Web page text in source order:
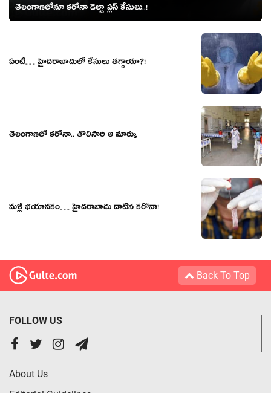
తెలంగాణలోనూ కరోనా డెల్టా ప్లస్ కేసులు..!
ఏంటీ… హైదరాబాదులో కేసులు తగ్గాయా?!
తెలంగాణ‌లో క‌రోనా.. తొలిసారి ఆ మార్కు
మళ్లీ భయానకం… హైదరాబాదు దాటిన కరోనా!
Back To Top
FOLLOW US
About Us